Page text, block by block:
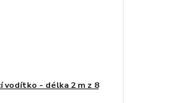
vodítko - délka 2 m z 8